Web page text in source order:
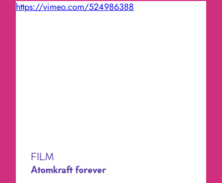
https://vimeo.com/524986388
FILM
Atomkraft forever